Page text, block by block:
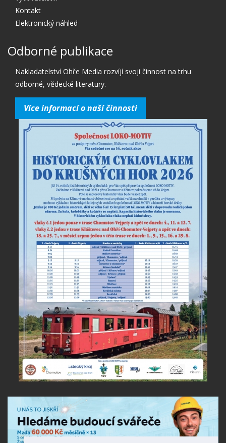
Kontakt
Elektronický náhled
Odborné publikace
Nakladatelství Ohře Media rozvíjí svoji činnost na trhu
odborné, vědecké literatury.
Více informací o naší činnosti